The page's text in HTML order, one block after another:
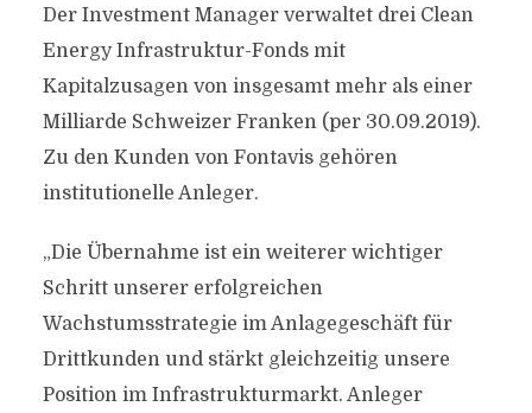
Der Investment Manager verwaltet drei Clean
Energy Infrastruktur-Fonds mit
Kapitalzusagen von insgesamt mehr als einer
Milliarde Schweizer Franken (per 30.09.2019).
Zu den Kunden von Fontavis gehören
institutionelle Anleger.
„Die Übernahme ist ein weiterer wichtiger
Schritt unserer erfolgreichen
Wachstumsstrategie im Anlagegeschäft für
Drittkunden und stärkt gleichzeitig unsere
Position im Infrastrukturmarkt. Anleger